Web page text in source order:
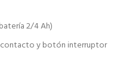
2/4 Ah)
contacto y botón interruptor